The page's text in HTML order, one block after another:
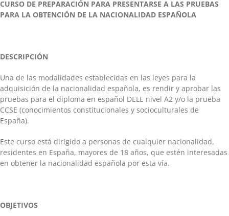
CURSO DE PREPARACIÓN PARA PRESENTARSE A LAS PRUEBAS
PARA LA OBTENCIÓN DE LA NACIONALIDAD ESPAÑOLA
DESCRIPCIÓN
Una de las modalidades establecidas en las leyes para la
adquisición de la nacionalidad española, es rendir y aprobar las
pruebas para el diploma en español DELE nivel A2 y/o la prueba
CCSE (conocimientos constitucionales y socioculturales de
España).
Este curso está dirigido a personas de cualquier nacionalidad,
residentes en España, mayores de 18 años, que estén interesadas
en obtener la nacionalidad española por esta vía.
OBJETIVOS